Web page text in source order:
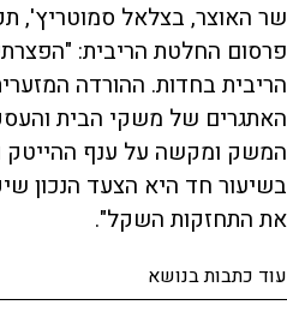
שר האוצר, בצלאל סמוטריץ',
פרסום החלטת הריבית:
הריבית בחדות. ההורדה
האתגרים של משקי הבית
המשק ומקשה על ענף ההייטק
בשיעור חד היא הצעד הנכון
את התחזקות השקל".
עוד כתבות בנושא